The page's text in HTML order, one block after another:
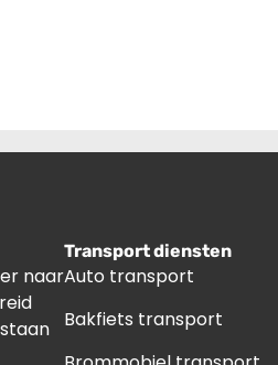
naar
Transport diensten
Auto transport
Bakfiets transport